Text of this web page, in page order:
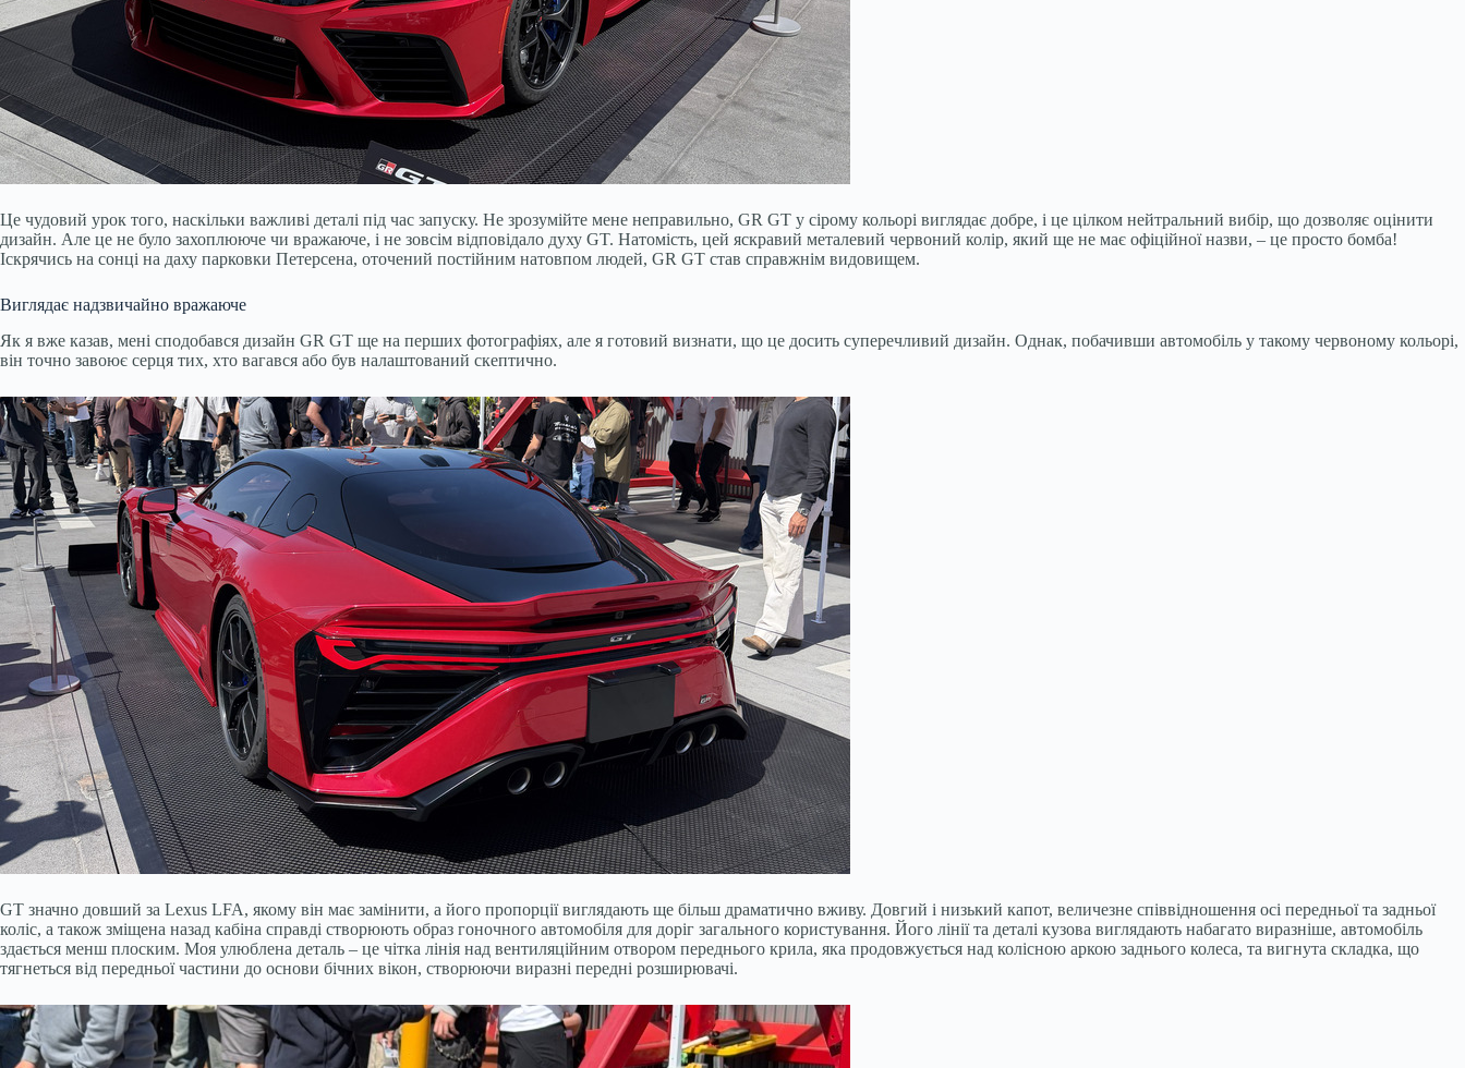
Це чудовий урок того, наскільки важливі деталі під час запуску. Не зрозумійте мене неправильно, GR GT у сірому кольорі виглядає добре, і це цілком нейтральний вибір, що дозволяє оцінити
дизайн. Але це не було захоплююче чи вражаюче, і не зовсім відповідало духу GT. Натомість, цей яскравий металевий червоний колір, який ще не має офіційної назви, – це просто бомба!
Іскрячись на сонці на даху парковки Петерсена, оточений постійним натовпом людей, GR GT став справжнім видовищем.
Виглядає надзвичайно вражаюче
Як я вже казав, мені сподобався дизайн GR GT ще на перших фотографіях, але я готовий визнати, що це досить суперечливий дизайн. Однак, побачивши автомобіль у такому червоному кольорі,
він точно завоює серця тих, хто вагався або був налаштований скептично.
GT значно довший за Lexus LFA, якому він має замінити, а його пропорції виглядають ще більш драматично вживу. Довгий і низький капот, величезне співвідношення осі передньої та задньої
коліс, а також зміщена назад кабіна справді створюють образ гоночного автомобіля для доріг загального користування. Його лінії та деталі кузова виглядають набагато виразніше, автомобіль
здається менш плоским. Моя улюблена деталь – це чітка лінія над вентиляційним отвором переднього крила, яка продовжується над колісною аркою заднього колеса, та вигнута складка, що
тягнеться від передньої частини до основи бічних вікон, створюючи виразні передні розширювачі.